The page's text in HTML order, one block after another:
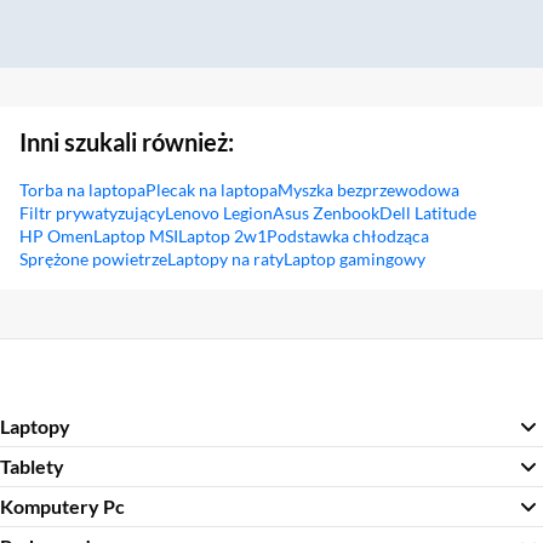
Inni szukali również:
Torba na laptopaPlecak na laptopaMyszka bezprzewodowa
Filtr prywatyzującyLenovo LegionAsus ZenbookDell Latitude
HP OmenLaptop MSILaptop 2w1Podstawka chłodząca
Sprężone powietrzeLaptopy na ratyLaptop gamingowy
Laptopy
Tablety
Komputery Pc